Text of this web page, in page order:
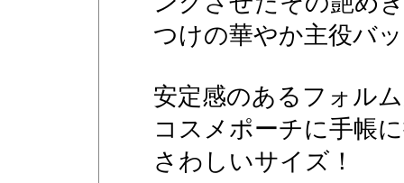
つけの華やか主役バ
安定感のあるフォル
コスメポーチに手帳
さわしいサイズ！